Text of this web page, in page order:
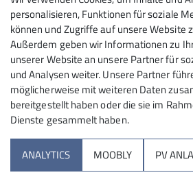
Personen ihr voraussichtlich
Anfrage senden
Sektion
personalisieren, Funktionen für soziale
können und Zugriffe auf unsere Website
Außerdem geben wir Informationen zu
unserer Website an unsere Partner für
und Analysen weiter. Unsere Partner
möglicherweise mit weiteren Daten
bereitgestellt haben oder die sie im
Dienste gesammelt haben.
ANALYTICS MOOBLY PV